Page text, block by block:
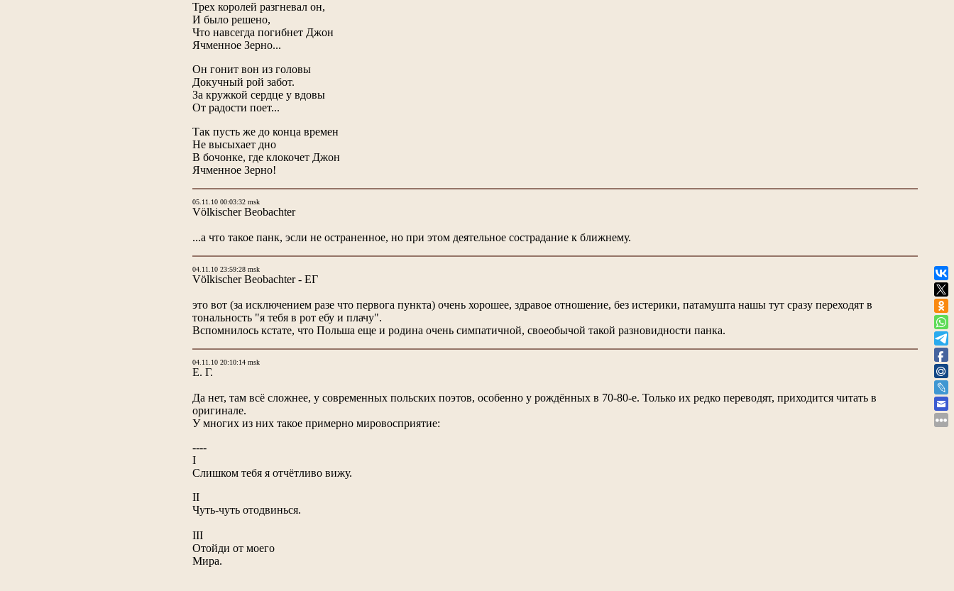
Трех королей разгневал он,
И было решено,
Что навсегда погибнет Джон
Ячменное Зерно...
Он гонит вон из головы
Докучный рой забот.
За кружкой сердце у вдовы
От радости поет...
Так пусть же до конца времен
Не высыхает дно
В бочонке, где клокочет Джон
Ячменное Зерно!
05.11.10 00:03:32 msk
Völkischer Beobachter
...а что такое панк, эсли не остраненное, но при этом деятельное сострадание к ближнему.
04.11.10 23:59:28 msk
Völkischer Beobachter - ЕГ
это вот (за исключением разе что первога пункта) очень хорошее, здравое отношение, без истерики, патамушта нашы тут сразу переходят в
тональность "я тебя в рот ебу и плачу".
Вспомнилось кстате, что Польша еще и родина очень симпатичной, своеобычой такой разновидности панка.
04.11.10 20:10:14 msk
Е. Г.
Да нет, там всё сложнее, у современных польских поэтов, особенно у рождённых в 70-80-е. Только их редко переводят, приходится читать в
оригинале.
У многих из них такое примерно мировосприятие:
----
I
Слишком тебя я отчётливо вижу.
II
Чуть-чуть отодвинься.
III
Отойди от моего
Мира.